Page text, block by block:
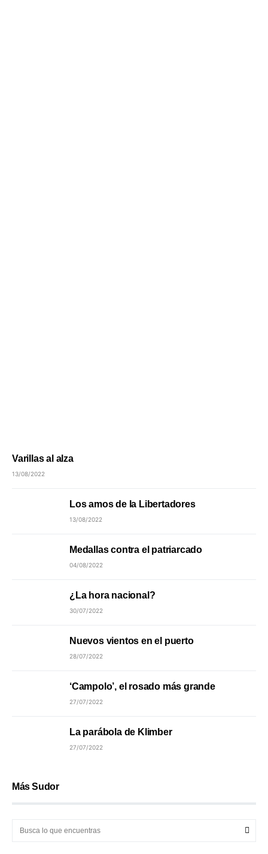
Varillas al alza
13/08/2022
Los amos de la Libertadores
13/08/2022
Medallas contra el patriarcado
04/08/2022
¿La hora nacional?
30/07/2022
Nuevos vientos en el puerto
28/07/2022
‘Campolo’, el rosado más grande
27/07/2022
La parábola de Klimber
27/07/2022
Más Sudor